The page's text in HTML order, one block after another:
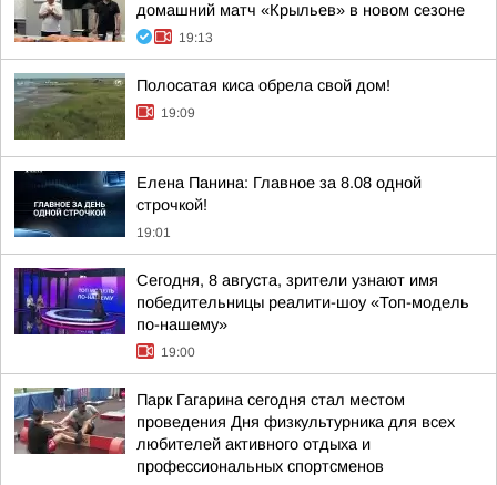
домашний матч «Крыльев» в новом сезоне
19:13
Полосатая киса обрела свой дом!
19:09
Елена Панина: Главное за 8.08 одной
строчкой!
19:01
Сегодня, 8 августа, зрители узнают имя
победительницы реалити-шоу «Топ-модель
по-нашему»
19:00
Парк Гагарина сегодня стал местом
проведения Дня физкультурника для всех
любителей активного отдыха и
профессиональных спортсменов